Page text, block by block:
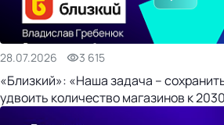
28.07.2026 3 615
«Близкий»: «Наша задача –
удвоить количество магазинов к